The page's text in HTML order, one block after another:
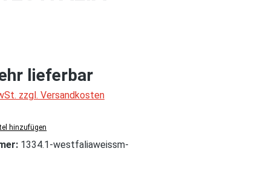
lieferbar
zzgl. Versandkosten
hinzufügen
1334.1-westfaliaweissm-